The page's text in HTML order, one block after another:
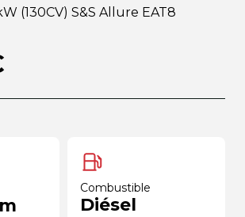
(130CV) S&S Allure EAT8
Combustible
Diésel